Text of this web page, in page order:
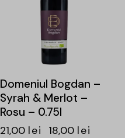
Domeniul Bogdan –
Syrah & Merlot –
Rosu – 0.75l
21,00 lei 18,00 lei